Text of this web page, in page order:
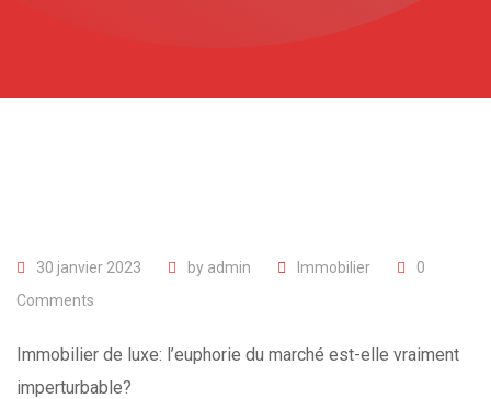
30 janvier 2023 by admin Immobilier
0
Comments
Immobilier de luxe: l’euphorie du marché est-elle vraiment
imperturbable?